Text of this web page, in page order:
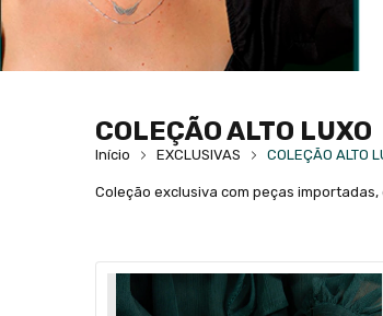
COLEÇÃO ALTO LUXO
Início EXCLUSIVAS COLEÇÃO ALTO
Coleção exclusiva com peças